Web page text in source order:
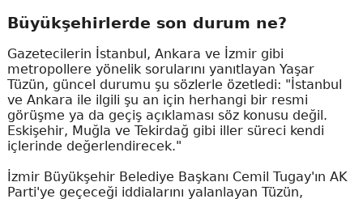
Büyükşehirlerde son durum ne?
Gazetecilerin İstanbul, Ankara ve İzmir gibi
metropollere yönelik sorularını yanıtlayan Yaşar
Tüzün, güncel durumu şu sözlerle özetledi: "İstanbul
ve Ankara ile ilgili şu an için herhangi bir resmi
görüşme ya da geçiş açıklaması söz konusu değil.
Eskişehir, Muğla ve Tekirdağ gibi iller süreci kendi
içlerinde değerlendirecek."
İzmir Büyükşehir Belediye Başkanı Cemil Tugay'ın AK
Parti'ye geçeceği iddialarını yalanlayan Tüzün,